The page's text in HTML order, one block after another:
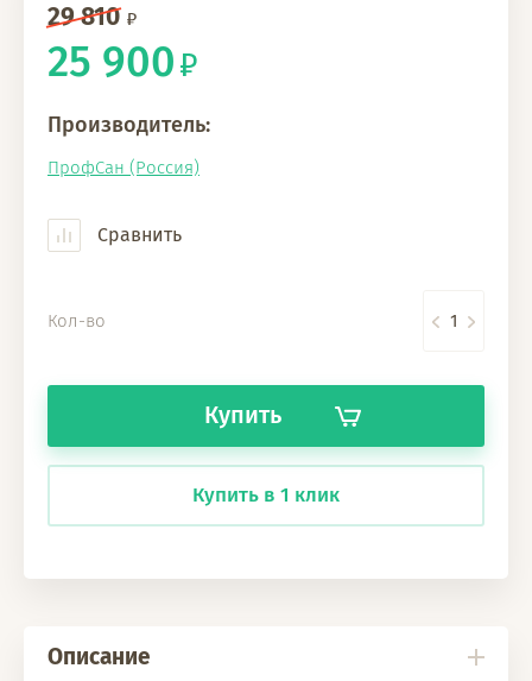
29 810
25 900
Производитель:
ПрофСан (Россия)
Сравнить
Кол-во
Купить
Купить в 1 клик
Описание